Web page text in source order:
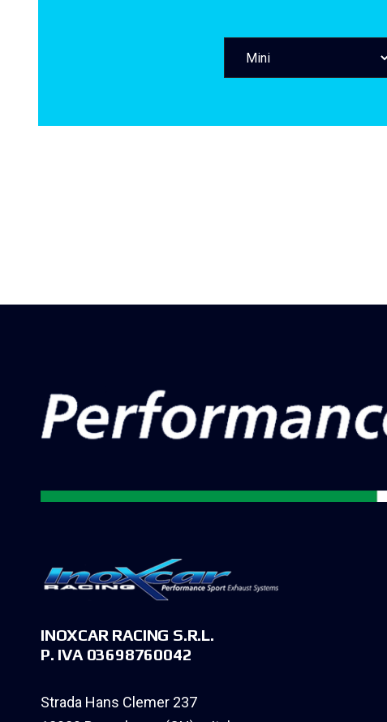
INOXCAR RACING S.R.L.
P. IVA 03698760042
Strada Hans Clemer 237